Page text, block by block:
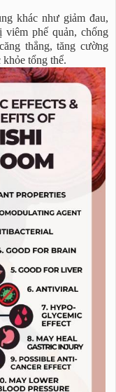
khác như giảm đau,
phế quản, chống
thẳng, tăng cường
tổng thể.